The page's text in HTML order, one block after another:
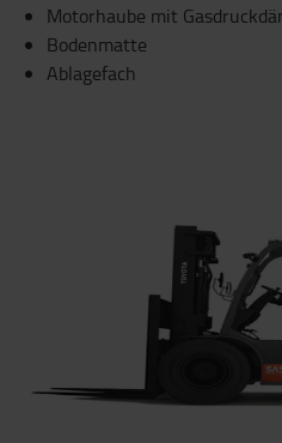
Motorhaube mit
Bodenmatte
Ablagefach